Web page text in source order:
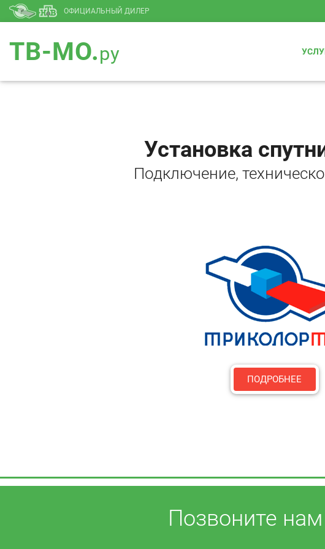
ОФИЦИАЛЬНЫЙ ДИЛЕР
ТВ-МО.ру
Установка
Подключение,
ПОДРОБНЕЕ
Позвоните